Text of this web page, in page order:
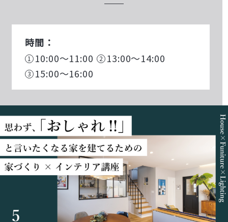
時間：
10:00～11:00
13:00～14:00
15:00～16:00